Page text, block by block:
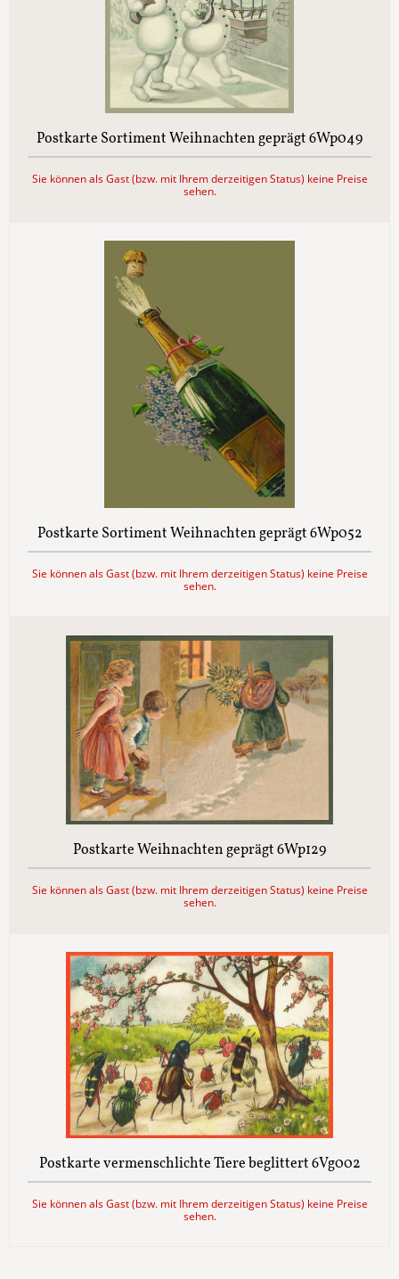
Postkarte Sortiment Weihnachten geprägt 6Wp049
Sie können als Gast (bzw. mit Ihrem derzeitigen Status) keine Preise
sehen.
Postkarte Sortiment Weihnachten geprägt 6Wp052
Sie können als Gast (bzw. mit Ihrem derzeitigen Status) keine Preise
sehen.
Postkarte Weihnachten geprägt 6Wp129
Sie können als Gast (bzw. mit Ihrem derzeitigen Status) keine Preise
sehen.
Postkarte vermenschlichte Tiere beglittert 6Vg002
Sie können als Gast (bzw. mit Ihrem derzeitigen Status) keine Preise
sehen.